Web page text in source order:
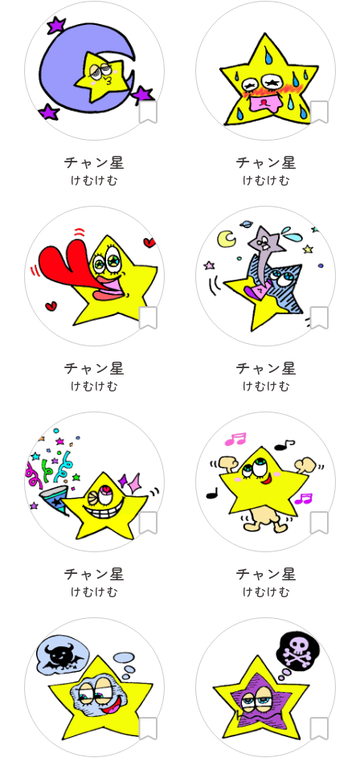
チャン星
けむけむ
チャン星
けむけむ
チャン星
けむけむ
チャン星
けむけむ
チャン星
けむけむ
チャン星
けむけむ